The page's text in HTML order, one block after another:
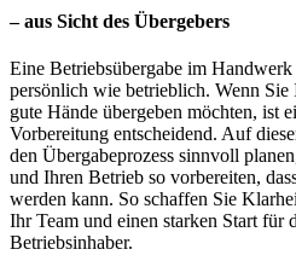
– aus Sicht des Übergebers
Eine Betriebsübergabe im
persönlich wie betrieblich. Wenn
gute Hände übergeben möchten, ist
Vorbereitung entscheidend. Auf
den Übergabeprozess sinnvoll
und Ihren Betrieb so vorbereiten,
werden kann. So schaffen Sie
Ihr Team und einen starken Start für
Betriebsinhaber.
Dieser Cookie speichert
Cookie Laufzeit:
1 Jahr
Information: